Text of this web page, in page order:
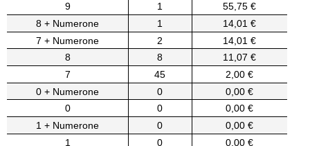
9
1
55,75 €
8 + Numerone
1
14,01 €
7 + Numerone
2
14,01 €
8
8
11,07 €
7
45
2,00 €
0 + Numerone
0
0,00 €
0
0
0,00 €
1 + Numerone
0
0,00 €
1
0
0,00 €